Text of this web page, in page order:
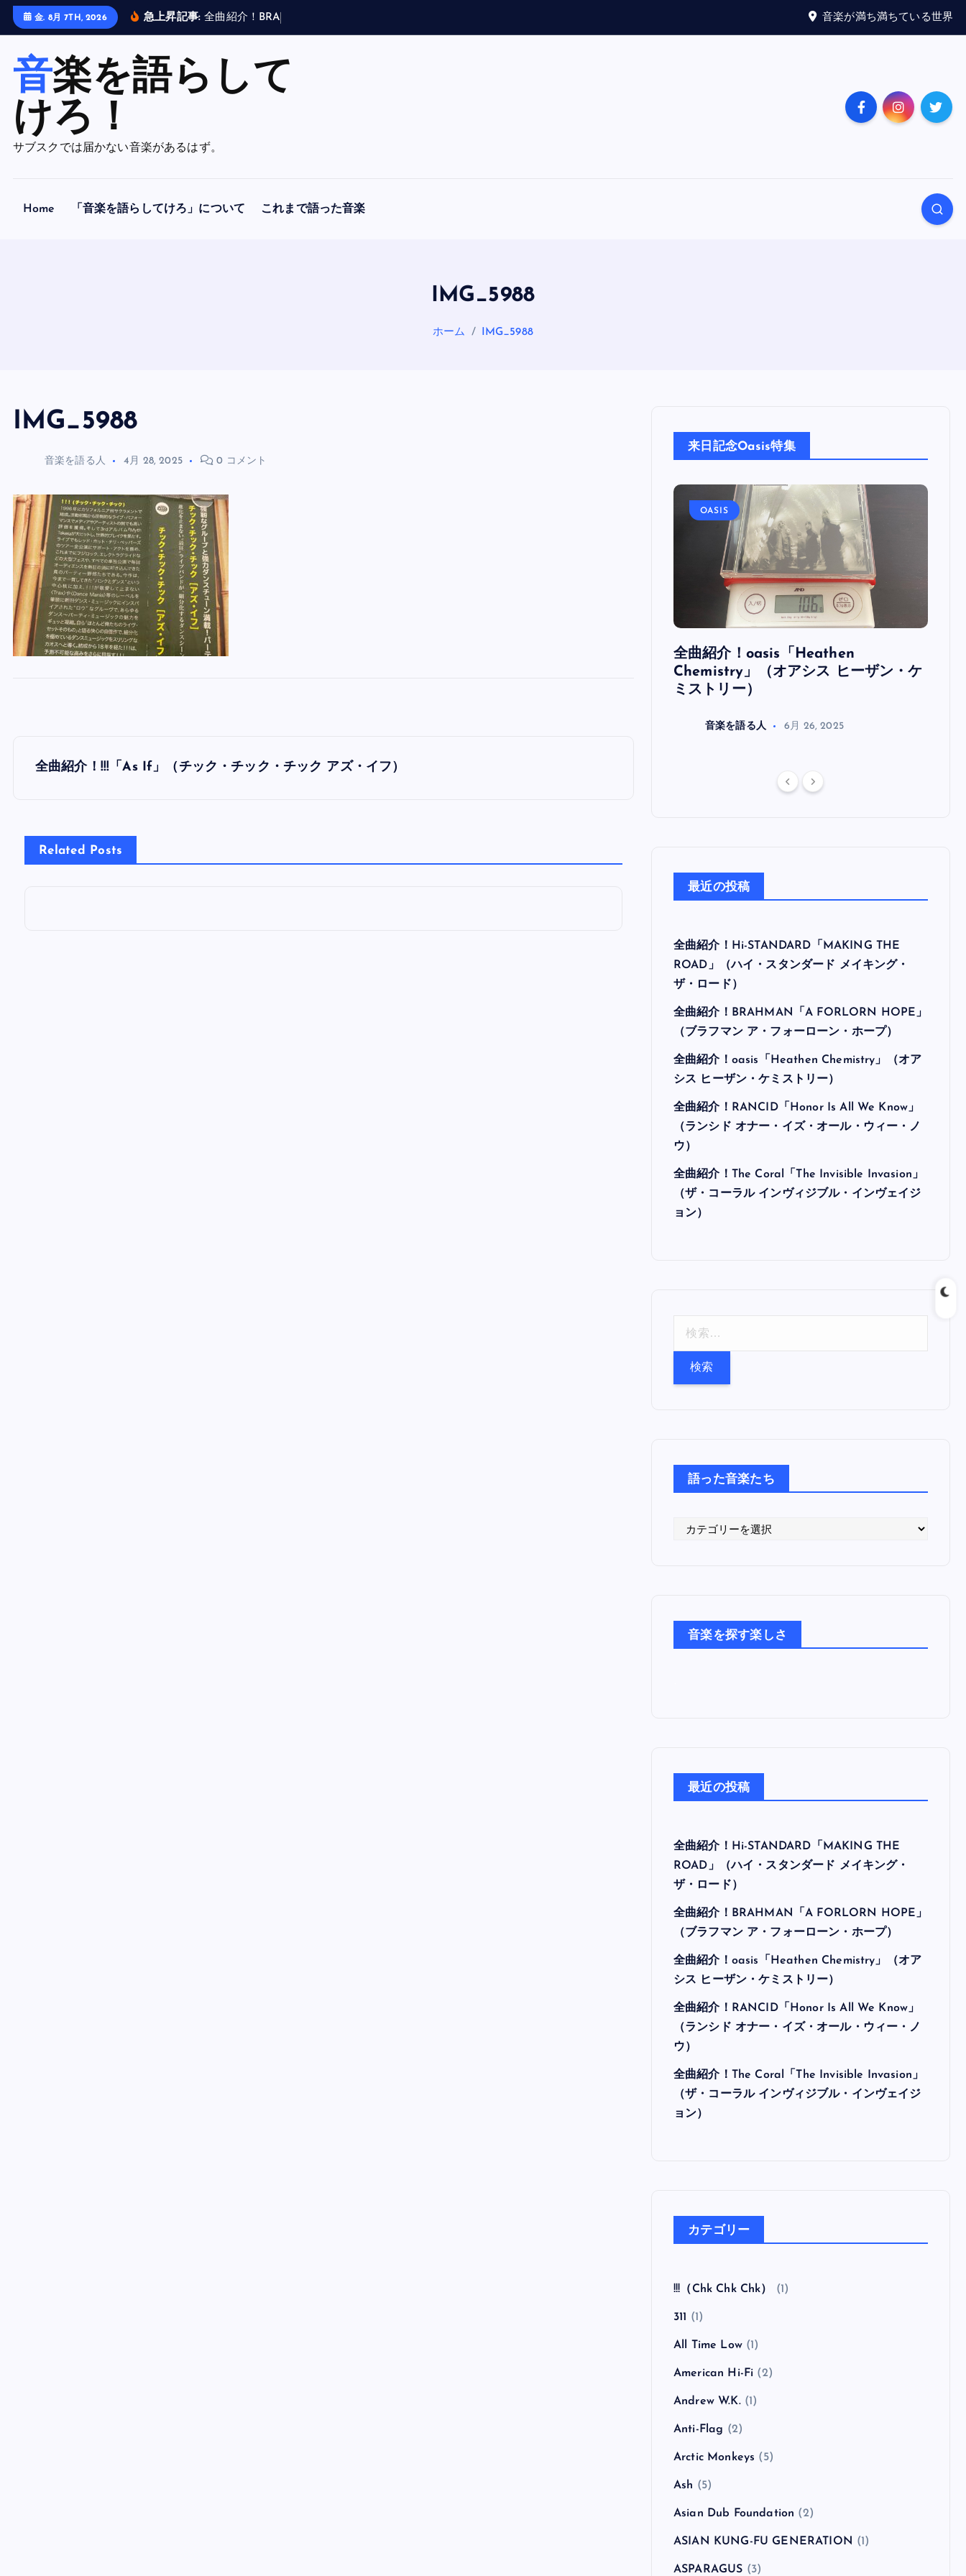
金. 8月 7TH, 2026 急上昇記事: 全曲 紹介 ！ B RA 音楽が満ち満ちている世界
音楽を語らして
けろ！
サブスクでは届かない音楽があるはず。
Home 「音楽を語らしてけろ」について これまで語った音楽
IMG_5988
ホーム IMG_5988
IMG_5988
音楽を語る人 4月 28, 2025 0 コメント
投
ナ
ビ
全曲紹介！!!!「As If」（チック・チック・チック アズ・イフ）
Related Posts
来日記念Oasis特集
OASIS
全曲紹介！oasis「Heathen
Chemistry」（オアシス ヒーザン・ケ
ミストリー）
音楽を語る人 6月 26, 2025
最近の投稿
全曲紹介！Hi-STANDARD「MAKING THE
ROAD」（ハイ・スタンダード メイキング・
ザ・ロード）
全曲紹介！BRAHMAN「A FORLORN HOPE」
（ブラフマン ア・フォーローン・ホープ）
全曲紹介！oasis「Heathen Chemistry」（オア
シス ヒーザン・ケミストリー）
全曲紹介！RANCID「Honor Is All We Know」
（ランシド オナー・イズ・オール・ウィー・ノ
ウ）
全曲紹介！The Coral「The Invisible Invasion」
（ザ・コーラル インヴィジブル・インヴェイジ
ョン）
語った音楽たち
た
音楽を探す楽しさ
最近の投稿
全曲紹介！Hi-STANDARD「MAKING THE
ROAD」（ハイ・スタンダード メイキング・
ザ・ロード）
全曲紹介！BRAHMAN「A FORLORN HOPE」
（ブラフマン ア・フォーローン・ホープ）
全曲紹介！oasis「Heathen Chemistry」（オア
シス ヒーザン・ケミストリー）
全曲紹介！RANCID「Honor Is All We Know」
（ランシド オナー・イズ・オール・ウィー・ノ
ウ）
全曲紹介！The Coral「The Invisible Invasion」
（ザ・コーラル インヴィジブル・インヴェイジ
ョン）
カテゴリー
!!!（Chk Chk Chk） (1)
311 (1)
All Time Low(1)
American Hi-Fi (2)
Andrew W.K.(1)
Anti-Flag (2)
Arctic Monkeys (5)
Ash (5)
Asian Dub Foundation (2)
ASIAN KUNG-FU GENERATION (1)
ASPARAGUS (3)